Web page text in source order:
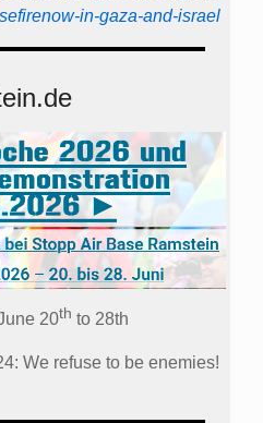
in-gaza-and-israel
20th to 28th
We refuse to be enemies!